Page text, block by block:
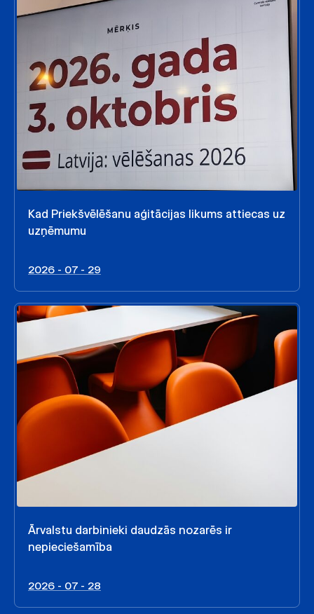
Kad Priekšvēlēšanu aģitācijas likums attiecas uz
uzņēmumu
2026 - 07 - 29
Ārvalstu darbinieki daudzās nozarēs ir
nepieciešamība
2026 - 07 - 28